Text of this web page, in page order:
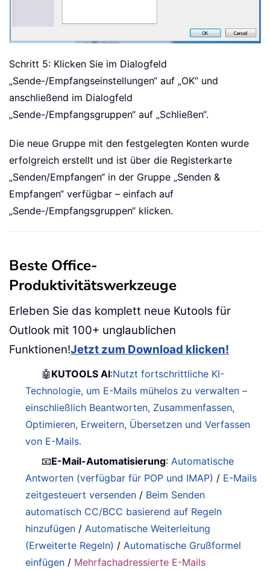
Schritt 5: Klicken Sie im Dialogfeld
„Sende-/Empfangseinstellungen“ auf „OK“ und
anschließend im Dialogfeld
„Sende-/Empfangsgruppen“ auf „Schließen“.
Die neue Gruppe mit den festgelegten Konten wurde
erfolgreich erstellt und ist über die Registerkarte
„Senden/Empfangen“ in der Gruppe „Senden &
Empfangen“ verfügbar – einfach auf
„Sende-/Empfangsgruppen“ klicken.
Beste Office-
Produktivitätswerkzeuge
Erleben Sie das komplett neue Kutools für
Outlook mit 100+ unglaublichen
Funktionen!Jetzt zum Download klicken!
🤖 KUTOOLS AI:Nutzt fortschrittliche KI-
Technologie, um E-Mails mühelos zu verwalten –
einschließlich Beantworten, Zusammenfassen,
Optimieren, Erweitern, Übersetzen und Verfassen
von E-Mails.
📧E-Mail-Automatisierung: Automatische
Antworten (verfügbar für POP und IMAP) / E-Mails
zeitgesteuert versenden / Beim Senden
automatisch CC/BCC basierend auf Regeln
hinzufügen / Automatische Weiterleitung
(Erweiterte Regeln) / Automatische Grußformel
einfügen / Mehrfachadressierte E-Mails